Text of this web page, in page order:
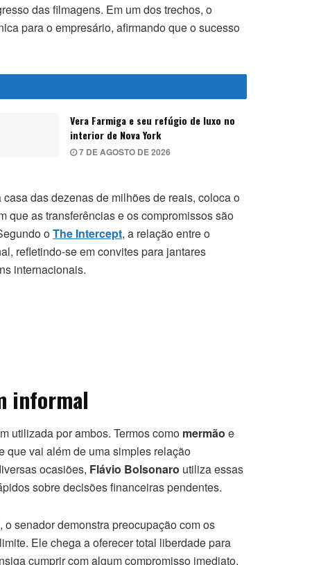
das filmagens. Em um dos trechos, o
para o empresário, afirmando que o sucesso
Vera Farmiga e seu refúgio de luxo no
interior de Nova York
7 DE AGOSTO DE 2026
das dezenas de milhões de reais, coloca o
que as transferências e os compromissos são
oThe Intercept, a relação entre o
refletindo-se em convites para jantares
internacionais.
informal
utilizada por ambos. Termos como mermão e
que vai além de uma simples relação
ocasiões, Flávio Bolsonaro utiliza essas
sobre decisões financeiras pendentes.
, o senador demonstra preocupação com os
Ele chega a oferecer total liberdade para
cumprir com algum compromisso imediato,